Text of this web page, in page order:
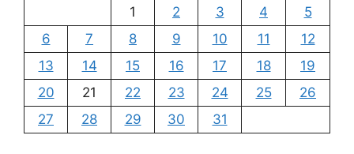
1
2 3 4
5
6
7 8 9 10 11
12
13
14 15 16 17 18
19
20
21 22 23 24 25
26
27
28 29 30 31